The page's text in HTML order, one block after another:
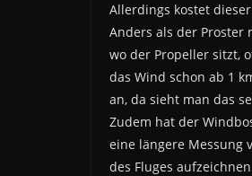
Allerdings kostet
Anders als der Proster
wo der Propeller sitzt,
das Wind schon ab 1
an, da sieht man das
Zudem hat der
eine längere Messung
des Fluges